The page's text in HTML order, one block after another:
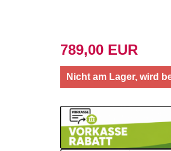
789,00 EUR
Nicht am Lager, wird